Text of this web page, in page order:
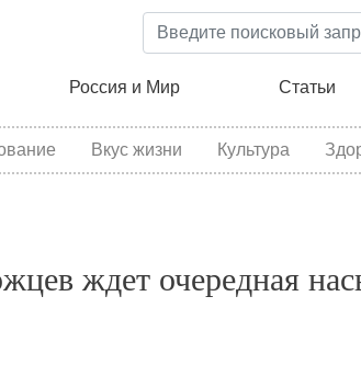
Перейти
к
содержанию
Россия и Мир Статьи
Вкус жизни Культура
ждет очередная